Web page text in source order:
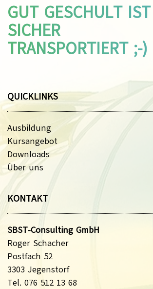
GUT GESCHULT IST
SICHER
TRANSPORTIERT ;-)
QUICKLINKS
Ausbildung
Kursangebot
Downloads
Über uns
KONTAKT
SBST-Consulting GmbH
Roger Schacher
Postfach 52
3303 Jegenstorf
Tel. 076 512 13 68